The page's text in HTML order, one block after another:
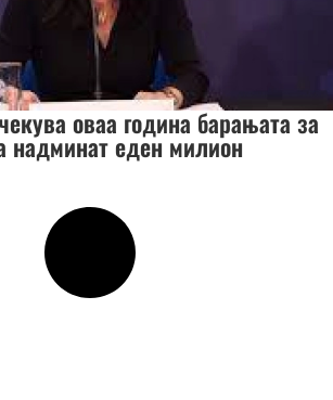
оваа година барањата за
надминат еден милион